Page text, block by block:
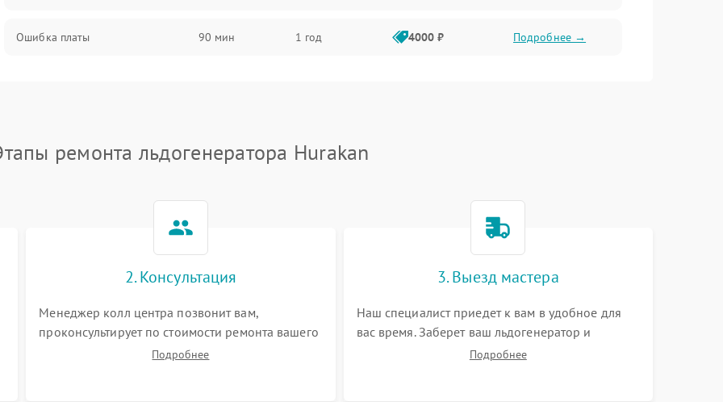
Ошибка платы 90 мин 1 год 4000 ₽ Подробнее →
ремонта льдогенератора Hurakan
2. Консультация
Менеджер колл центра позвонит вам,
проконсультирует по стоимости ремонта вашего
льдогенератора а также ответит на все ваши
Подробнее
3. Выезд мастера
Наш специалист приедет к вам в удобное для
вас время. Заберет ваш льдогенератор и
привезет на склад для диагностики.
Подробнее